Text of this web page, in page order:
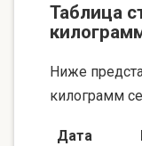
Таблица
Ниже
килограмм
Дата